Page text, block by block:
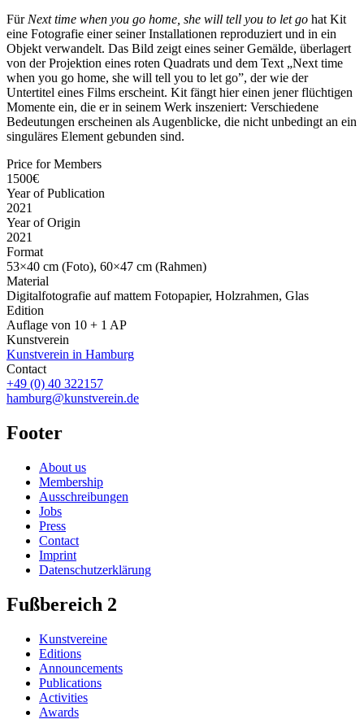
Für Next time when you go home, she will tell you to let go hat Kit
eine Fotografie einer seiner Installationen reproduziert und in ein
Objekt verwandelt. Das Bild zeigt eines seiner Gemälde, überlagert
von der Projektion eines roten Quadrats und dem Text „Next time
when you go home, she will tell you to let go”, der wie der
Untertitel eines Films erscheint. Kit fängt hier einen jener flüchtigen
Momente ein, die er in seinem Werk inszeniert: Verschiedene
Bedeutungen erscheinen als Augenblicke, die nicht unbedingt an ein
singuläres Element gebunden sind.
Price for Members
1500€
Year of Publication
2021
Year of Origin
2021
Format
53×40 cm (Foto), 60×47 cm (Rahmen)
Material
Digitalfotografie auf mattem Fotopapier, Holzrahmen, Glas
Edition
Auflage von 10 + 1 AP
Kunstverein
Kunstverein in Hamburg
Contact
+49 (0) 40 322157
hamburg@kunstverein.de
Footer
About us
Membership
Ausschreibungen
Jobs
Press
Contact
Imprint
Datenschutzerklärung
Fußbereich 2
Kunstvereine
Editions
Announcements
Publications
Activities
Awards